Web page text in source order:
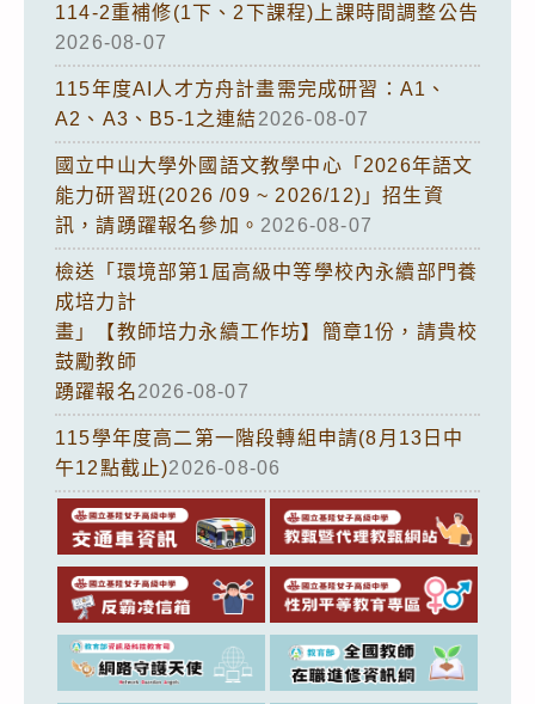
114-2重補修(1下、2下課程)上課時間調整公告
2026-08-07
115年度AI人才方舟計畫需完成研習：A1、
A2、A3、B5-1之連結2026-08-07
國立中山大學外國語文教學中心「2026年語文
能力研習班(2026 /09 ~ 2026/12)」招生資
訊，請踴躍報名參加。 2026-08-07
檢送「環境部第1屆高級中等學校內永續部門養
成培力計
畫」【教師培力永續工作坊】簡章1份，請貴校
鼓勵教師
踴躍報名2026-08-07
115學年度高二第一階段轉組申請(8月13日中
午12點截止)2026-08-06